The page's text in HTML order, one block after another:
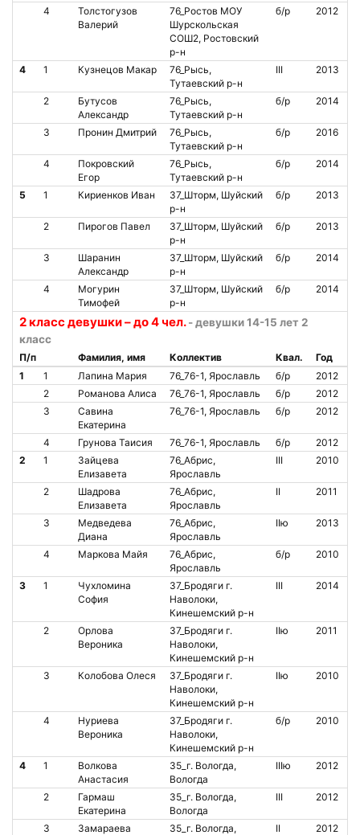
4
Толстогузов
Валерий
76_Ростов МОУ
Шурскольская
СОШ2, Ростовский
р-н
б/р 2012
4 1 Кузнецов Макар
76_Рысь,
Тутаевский р-н
III 2013
2
Бутусов
Александр
76_Рысь,
Тутаевский р-н
б/р 2014
3 Пронин Дмитрий
76_Рысь,
Тутаевский р-н
б/р 2016
4
Покровский
Егор
76_Рысь,
Тутаевский р-н
б/р 2014
5 1 Кириенков Иван
37_Шторм, Шуйский
р-н
б/р 2013
2 Пирогов Павел
37_Шторм, Шуйский
р-н
б/р 2013
3
Шаранин
Александр
37_Шторм, Шуйский
р-н
б/р 2014
4
Могурин
Тимофей
37_Шторм, Шуйский
р-н
б/р 2014
2 класс девушки – до 4 чел. - девушки 14-15 лет 2
класс
П/п Фамилия, имя Коллектив Квал.
Год
1
1 Лапина Мария 76_76-1, Ярославль б/р
2012
2
Романова Алиса 76_76-1, Ярославль б/р
2012
3
Савина
Екатерина
76_76-1, Ярославль б/р 2012
4 Грунова Таисия 76_76-1, Ярославль б/р
2012
2
1
Зайцева
Елизавета
76_Абрис,
Ярославль
III 2010
2
Шадрова
Елизавета
76_Абрис,
Ярославль
II 2011
3
Медведева
Диана
76_Абрис,
Ярославль
IIю 2013
4 Маркова Майя
76_Абрис,
Ярославль
б/р 2010
3 1
Чухломина
София
37_Бродяги г.
Наволоки,
Кинешемский р-н
III 2014
2
Орлова
Вероника
37_Бродяги г.
Наволоки,
Кинешемский р-н
IIю 2011
3 Колобова Олеся
37_Бродяги г.
Наволоки,
Кинешемский р-н
IIю 2010
4
Нуриева
Вероника
37_Бродяги г.
Наволоки,
Кинешемский р-н
б/р 2010
4 1
Волкова
Анастасия
35_г. Вологда,
Вологда
IIIю 2012
2
Гармаш
Екатерина
35_г. Вологда,
Вологда
III 2012
3
Замараева
35_г. Вологда,
II 2012